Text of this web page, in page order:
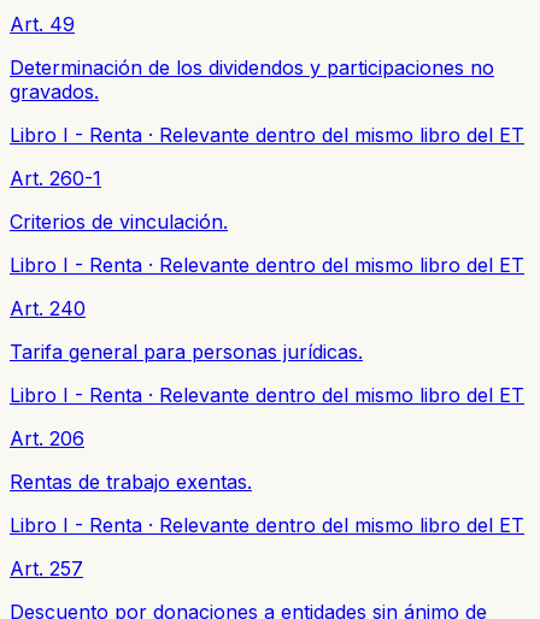
Art. 49
Determinación de los dividendos y participaciones no
gravados.
Libro I - Renta · Relevante dentro del mismo libro del ET
Art. 260-1
Criterios de vinculación.
Libro I - Renta · Relevante dentro del mismo libro del ET
Art. 240
Tarifa general para personas jurídicas.
Libro I - Renta · Relevante dentro del mismo libro del ET
Art. 206
Rentas de trabajo exentas.
Libro I - Renta · Relevante dentro del mismo libro del ET
Art. 257
Descuento por donaciones a entidades sin ánimo de